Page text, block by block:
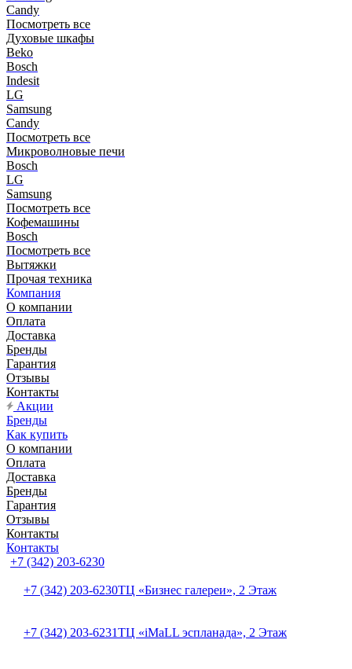
Candy
Посмотреть все
Духовые шкафы
Beko
Bosch
Indesit
LG
Samsung
Candy
Посмотреть все
Микроволновые печи
Bosch
LG
Samsung
Посмотреть все
Кофемашины
Bosch
Посмотреть все
Вытяжки
Прочая техника
Компания
О компании
Оплата
Доставка
Бренды
Гарантия
Отзывы
Контакты
Акции
Бренды
Как купить
О компании
Оплата
Доставка
Бренды
Гарантия
Отзывы
Контакты
Контакты
+7 (342) 203-6230
+7 (342) 203-6230ТЦ «Бизнес галереи», 2 Этаж
+7 (342) 203-6231ТЦ «iMaLL эспланада», 2 Этаж